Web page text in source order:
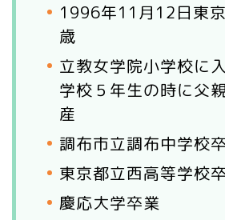
1996年11月12日東
歳
立教女学院小学校に
学校５年生の時に父
産
調布市立調布中学校
東京都立西高等学校
慶応大学卒業